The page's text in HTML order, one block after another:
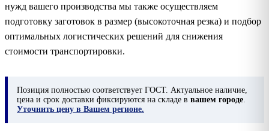
нужд вашего производства мы также осуществляем
подготовку заготовок в размер (высокоточная резка) и подбор
оптимальных логистических решений для снижения
стоимости транспортировки.
Позиция полностью соответствует ГОСТ. Актуальное наличие,
цена и срок доставки фиксируются на складе в вашем городе
Уточнить цену в Вашем регионе.